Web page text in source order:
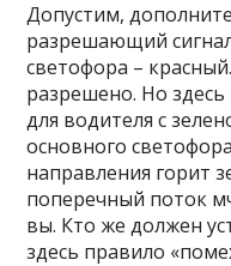
Допустим,
разрешающий
светофора –
разрешено. Но здесь
для водителя с
основного
направления горит
поперечный поток
вы. Кто же должен
здесь правило